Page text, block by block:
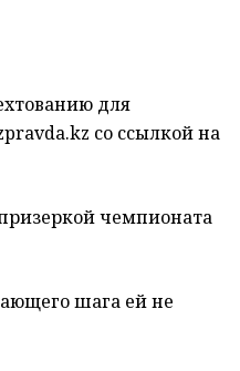
для
со ссылкой на
чемпионата
шага ей не